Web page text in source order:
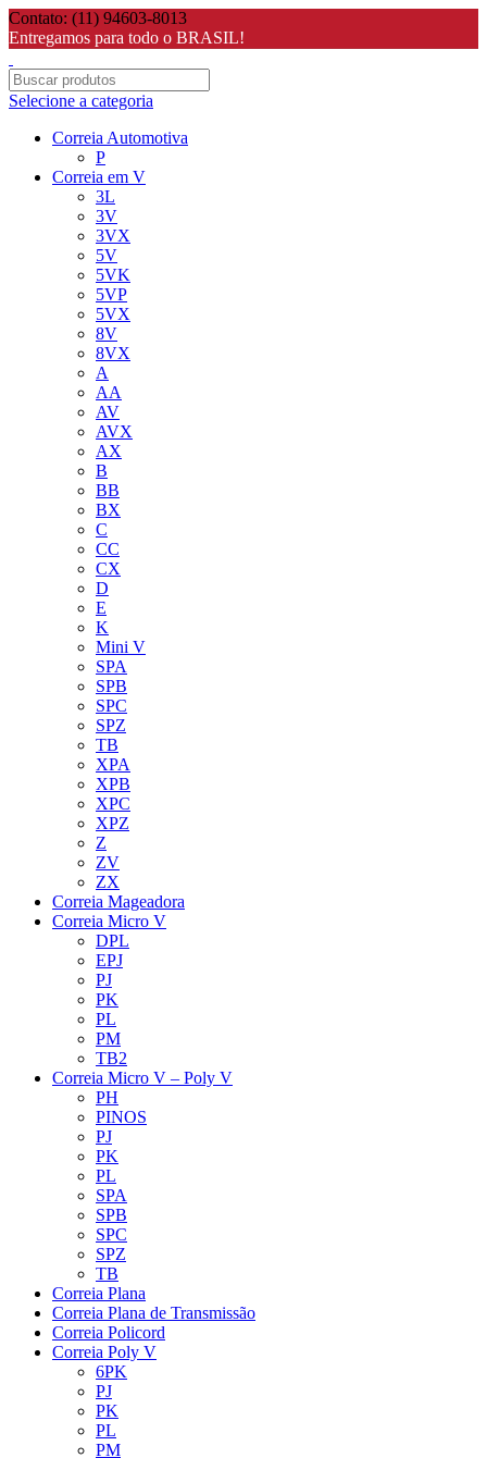
Contato: (11) 94603-8013
Entregamos para todo o BRASIL!
Selecione a categoria
Correia Automotiva
P
Correia em V
3L
3V
3VX
5V
5VK
5VP
5VX
8V
8VX
A
AA
AV
AVX
AX
B
BB
BX
C
CC
CX
D
E
K
Mini V
SPA
SPB
SPC
SPZ
TB
XPA
XPB
XPC
XPZ
Z
ZV
ZX
Correia Mageadora
Correia Micro V
DPL
EPJ
PJ
PK
PL
PM
TB2
Correia Micro V – Poly V
PH
PINOS
PJ
PK
PL
SPA
SPB
SPC
SPZ
TB
Correia Plana
Correia Plana de Transmissão
Correia Policord
Correia Poly V
6PK
PJ
PK
PL
PM